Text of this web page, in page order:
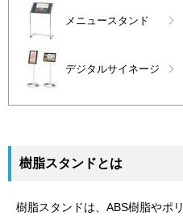
メニュースタンド
デジタルサイネージ
樹脂スタンドとは
樹脂スタンドは、ABS樹脂やポ